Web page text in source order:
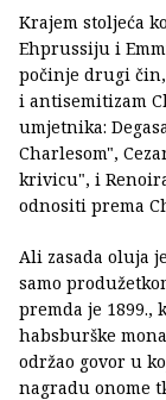
Krajem stoljeća
Ehprussiju i
počinje drugi
i antisemitizam
umjetnika:
Charlesom",
krivicu", i
odnositi prema
Ali zasada oluja
samo
premda je 1899.,
habsburške
održao govor u
nagradu onome